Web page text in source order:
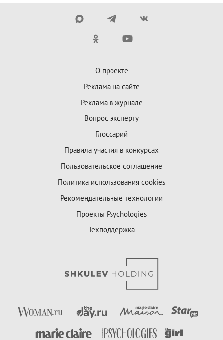
О проекте
Реклама на сайте
Реклама в журнале
Вопрос эксперту
Глоссарий
Правила участия в конкурсах
Пользовательское соглашение
Политика использования cookies
Рекомендательные технологии
Проекты Psychologies
Техподдержка